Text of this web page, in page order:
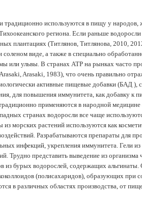
традиционно используются в пищу у
региона. Если раньше
плантациях (Tитлянов, Титлянова, 2010,
виде, а также в специально
или ульвы. В странах АТР на рынках часто
Arasaki, 1983), что очень правильно
активные пищевые добавки (БАД
для повышения иммунитета, как добавку
применяются в народной медицине
странах водоросли все чаще
из морских растений используются как
Разрабатываются препараты для
инфекций, укрепления иммунитета. Гели
Трудно представить выведение из
из бурых водорослей, содержащих
(полисахаридов), образующих при
в различных областях производства, от